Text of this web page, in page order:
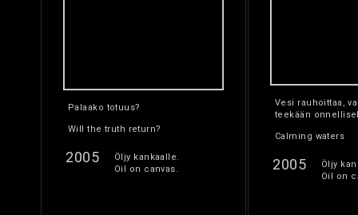
Palaako totuus?
Will the truth return?
2005
Öljy kankaalle.
Oil on canvas.
Vesi rauhoittaa,
teekään
Calming waters
2005
Öljy
Oil on